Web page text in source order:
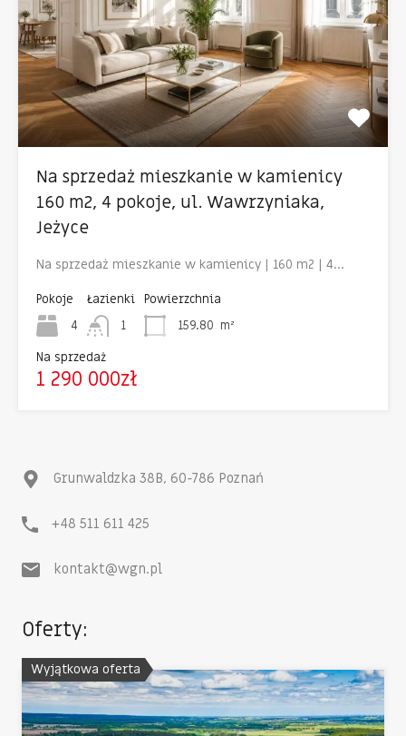
Na sprzedaż mieszkanie w kamienicy
160 m2, 4 pokoje, ul. Wawrzyniaka,
Jeżyce
Na sprzedaż mieszkanie w kamienicy | 160 m2 | 4…
Pokoje
4
Łazienki
1
Powierzchnia
159.80 m²
Na sprzedaż
1 290 000zł
Grunwaldzka 38B, 60-786 Poznań
+48 511 611 425
kontakt@wgn.pl
Oferty:
Wyjątkowa oferta